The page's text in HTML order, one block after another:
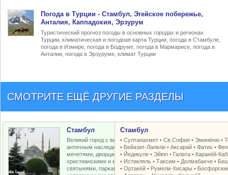
Погода в Турции - Стамбул, Эгейское побережье,
Анталия, Каппадокия, Эрзурум
Туристический прогноз погоды в основных городах и регионах
Турции, климатическая и погодная карта Турции, погода в Стамбуле,
погода в Измире, погода в Бодруме, погода в Мармарисе, погода в
Анталии, погода в Эрзуруме, климат Турции
СМОТРИТЕ ЕЩЁ ДРУГИЕ РАЗДЕЛЫ
Стамбул
Великий город с византийским и
античным наследием, османскими
мечетями, дворцами, крепостями,
христианскими и мусульманскими
святынями, парками, старыми и
Стамбул
•Султанахмет •Св.София •Эминёню •
• Бейазит-Лалели •Аксарай •Фатих •
• Йедикуле •Эйюп • Галата • Каракёй-
• Истикляль •Таксим • Долмабахче •
•Ортакёй • Румели-Xисары •